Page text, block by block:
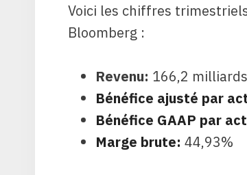
Voici les chiffres
Bloomberg :
Revenu: 166,2
Bénéfice ajusté par
Bénéfice GAAP par
Marge brute: 44,93%